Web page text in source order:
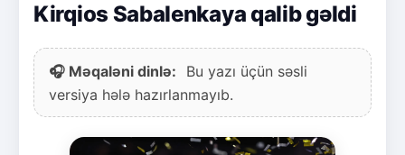
Kirqios Sabalenkaya qalib gəldi
🎧 Məqaləni dinlə:
Bu yazı üçün səsli
versiya hələ hazırlanmayıb.